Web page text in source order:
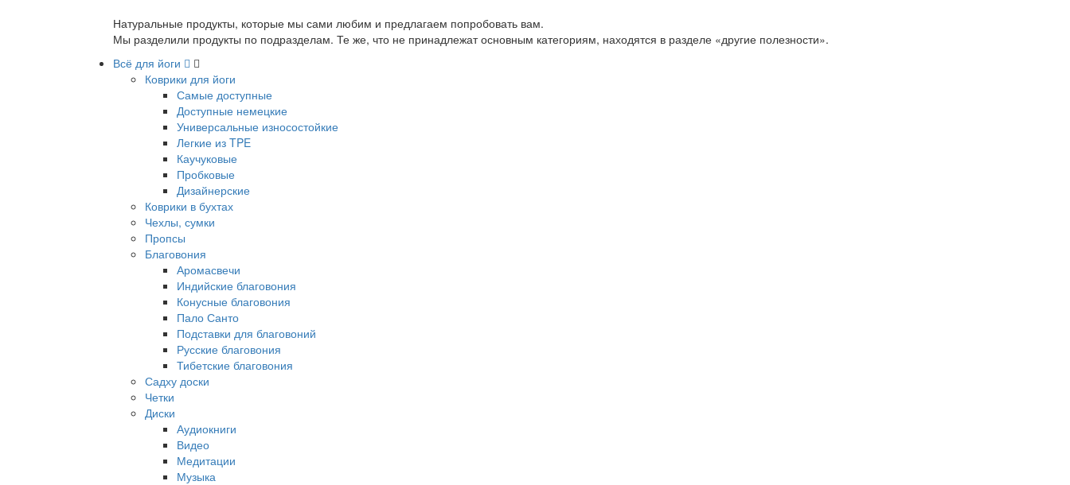
Натуральные продукты, которые мы сами любим и предлагаем попробовать вам.
Мы разделили продукты по подразделам. Те же, что не принадлежат основным категориям, находятся в разделе «другие полезности».
Всё для йоги
Коврики для йоги
Самые доступные
Доступные немецкие
Универсальные износостойкие
Легкие из TPE
Каучуковые
Пробковые
Дизайнерские
Коврики в бухтах
Чехлы, сумки
Пропсы
Благовония
Аромасвечи
Индийские благовония
Конусные благовония
Пало Санто
Подставки для благовоний
Русские благовония
Тибетские благовония
Садху доски
Четки
Диски
Аудиокниги
Видео
Медитации
Музыка